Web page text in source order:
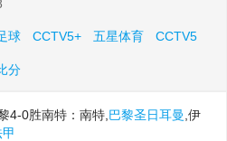
球 CCTV5+ 五星体育 CCTV5
分
4-0胜南特：南特, 巴黎圣日耳曼 ,伊